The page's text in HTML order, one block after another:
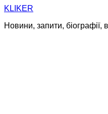
Skip
content
KLIKER
Новини, запити, біографії,